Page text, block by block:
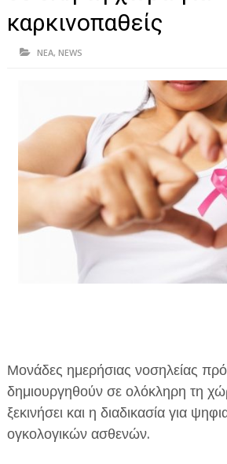
ΘΕΣΠΡΩΤΙΑ
ΙΟΝΙΑ ΝΗΣΙΑ
ΚΑΙ ΕΛΛΑΔΑ
ΥΓΕΙΑ-ΟΜΟΡΦΙΑ
καρκινοπαθείς
ΝΕΑ, NEWS
Μονάδες ημερήσιας νοσηλείας
δημιουργηθούν σε ολόκληρη τη
ξεκινήσει και η διαδικασία για
ογκολογικών ασθενών.